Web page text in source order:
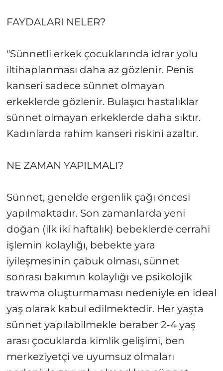
FAYDALARI NELER?
"Sünnetli erkek çocuklarında idrar yolu
iltihaplanması daha az gözlenir. Penis
kanseri sadece sünnet olmayan
erkeklerde gözlenir. Bulaşıcı hastalıklar
sünnet olmayan erkeklerde daha sıktır.
Kadınlarda rahim kanseri riskini azaltır.
NE ZAMAN YAPILMALI?
Sünnet, genelde ergenlik çağı öncesi
yapılmaktadır. Son zamanlarda yeni
doğan (ilk iki haftalık) bebeklerde cerrahi
işlemin kolaylığı, bebekte yara
iyileşmesinin çabuk olması, sünnet
sonrası bakımın kolaylığı ve psikolojik
trawma oluşturmaması nedeniyle en ideal
yaş olarak kabul edilmektedir. Her yaşta
sünnet yapılabilmekle beraber 2-4 yaş
arası çocuklarda kimlik gelişimi, ben
merkeziyetçi ve uyumsuz olmaları